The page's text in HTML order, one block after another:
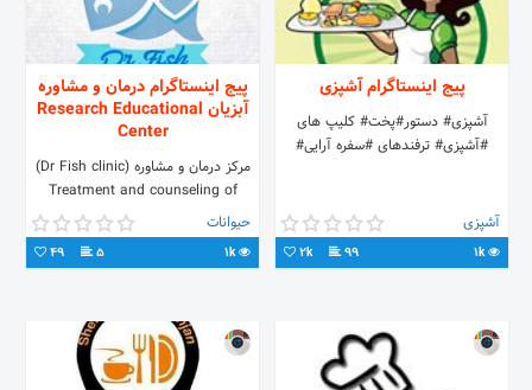
پیج اینستاگرام آشپزی
آشپزی# دستور#پخت# کلیپ های
#آشپزی# ترفندهای #سفره آرایی#
آشپزی
1k
99
2k
پیج اینستاگرام درمان و مشاوره
آبزیان Research Educational
Center
مركز درمان و مشاوره (Dr Fish clinic)
Treatment and counseling of
ornamental fish 🐠🧜🏻‍♀️🐟🐬🐋🐳🦈
🐙🦐🦀🐡🐌🐚 Dr. Melika Baes,
Aquatic Specialist. تهران،ستارخان
حیوانات
1k
5
49